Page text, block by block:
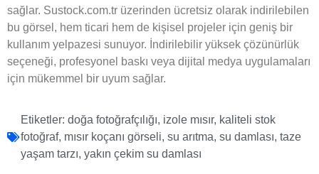
sağlar. Sustock.com.tr üzerinden ücretsiz olarak indirilebilen
bu görsel, hem ticari hem de kişisel projeler için geniş bir
kullanım yelpazesi sunuyor. İndirilebilir yüksek çözünürlük
seçeneği, profesyonel baskı veya dijital medya uygulamaları
için mükemmel bir uyum sağlar.
Etiketler: doğa fotoğrafçılığı, izole mısır, kaliteli stok
fotoğraf, mısır koçanı görseli, su arıtma, su damlası, taze
yaşam tarzı, yakın çekim su damlası